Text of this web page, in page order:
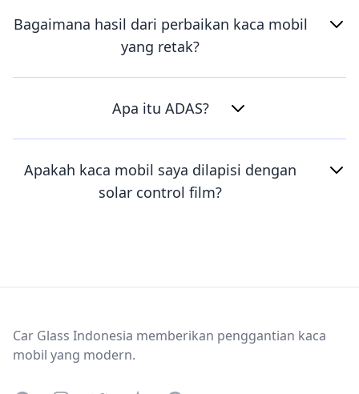
Bagaimana hasil dari perbaikan kaca mobil
yang retak?
Apa itu ADAS?
Apakah kaca mobil saya dilapisi dengan
solar control film?
Car Glass Indonesia memberikan penggantian kaca
mobil yang modern.